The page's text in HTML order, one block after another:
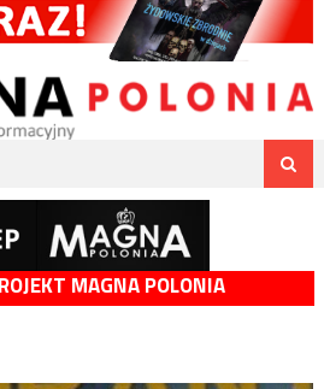
MAGNA POLONIA